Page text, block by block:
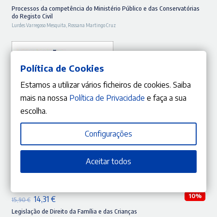
preço
original
21,90 €.
preço
atual
19,71 €.
Processos da competência do Ministério Público e das Conservatórias
do Registo Civil
Lurdes Varregoso Mesquita Rossana Martingo Cruz
ADICIONAR
15,90€ O
preço
14,31€O
preço
10%
Legislação de Direito da Família e das Crianças
Política de Cookies
Estamos a utilizar vários ficheiros de cookies. Saiba
mais na nossa Política de Privacidade e faça a sua
escolha.
Configurações
Aceitar todos